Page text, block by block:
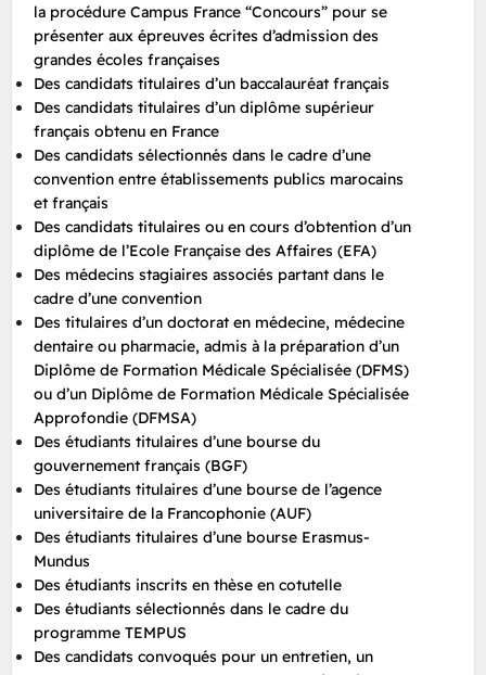
la procédure Campus France “Concours” pour se
présenter aux épreuves écrites d’admission des
grandes écoles françaises
Des candidats titulaires d’un baccalauréat français
Des candidats titulaires d’un diplôme supérieur
français obtenu en France
Des candidats sélectionnés dans le cadre d’une
convention entre établissements publics marocains
et français
Des candidats titulaires ou en cours d’obtention d’un
diplôme de l’Ecole Française des Affaires (EFA)
Des médecins stagiaires associés partant dans le
cadre d’une convention
Des titulaires d’un doctorat en médecine, médecine
dentaire ou pharmacie, admis à la préparation d’un
Diplôme de Formation Médicale Spécialisée (DFMS)
ou d’un Diplôme de Formation Médicale Spécialisée
Approfondie (DFMSA)
Des étudiants titulaires d’une bourse du
gouvernement français (BGF)
Des étudiants titulaires d’une bourse de l’agence
universitaire de la Francophonie (AUF)
Des étudiants titulaires d’une bourse Erasmus-
Mundus
Des étudiants inscrits en thèse en cotutelle
Des étudiants sélectionnés dans le cadre du
programme TEMPUS
Des candidats convoqués pour un entretien, un